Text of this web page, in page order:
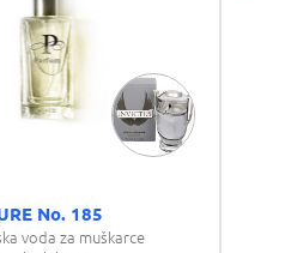
No. 185
voda za muškarce